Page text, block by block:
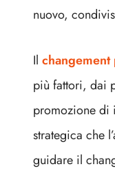
nuovo,
Il changement
più fattori, dai
promozione di
strategica che
guidare il